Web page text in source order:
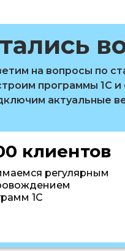
на вопросы по
программы 1С и
актуальные
клиентов
регулярным
1С